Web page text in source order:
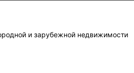
и зарубежной недвижимости